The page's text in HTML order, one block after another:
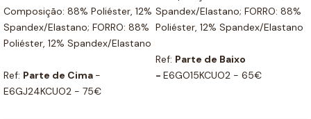
Composição: 88% Poliéster, 12%
Spandex/Elastano; FORRO: 88%
Poliéster, 12% Spandex/Elastano
Ref: Parte de Cima -
E6GJ24KCUO2 - 75€
Spandex/Elastano; FORRO: 88%
Poliéster, 12% Spandex/Elastano
Ref: Parte de Baixo
- E6GO15KCUO2 - 65€